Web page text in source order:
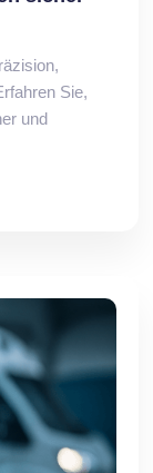
Sie,
und